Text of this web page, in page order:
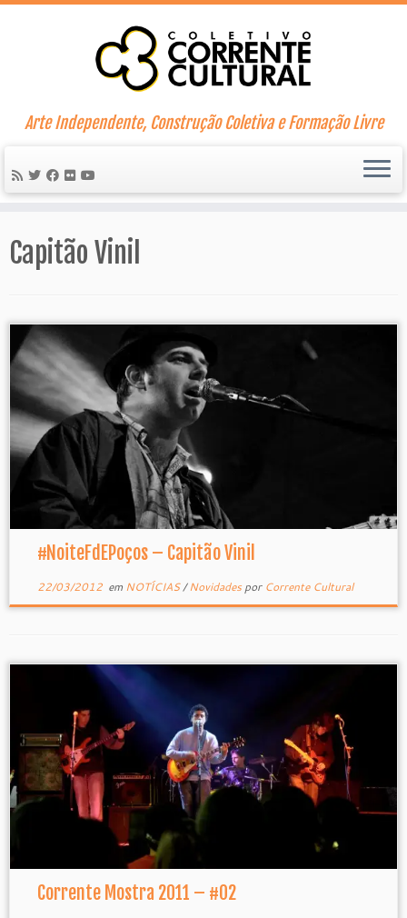
Skip
Arte Independente, Construção Coletiva e Formação Livre
Capitão Vinil
#NoiteFdEPoços – Capitão Vinil
22/03/2012em NOTÍCIAS/Novidades por Corrente Cultural
Corrente Mostra 2011 – #02